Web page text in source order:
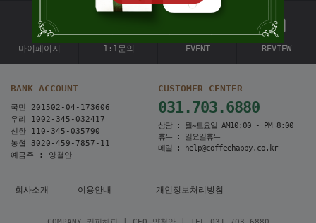
마이페이지 1:1문의 EVENT REVIEW
BANK ACCOUNT
국민 201502-04-173606
우리 1002-345-032417
신한 110-345-035790
농협 3020-459-7857-11
예금주 : 양철안
CUSTOMER CENTER
031.703.6880
상담 : 월~토요일 AM10:00 - PM 8:00
휴무 : 일요일휴무
메일 : help@coffeehappy.co.kr
회사소개 이용안내 개인정보처리방침